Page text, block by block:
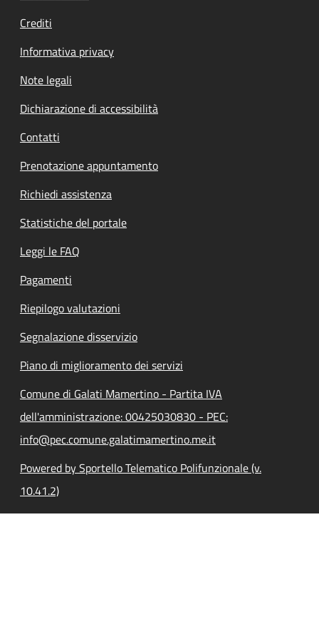
Crediti
Informativa privacy
Note legali
Dichiarazione di accessibilità
Contatti
Prenotazione appuntamento
Richiedi assistenza
Statistiche del portale
Leggi le FAQ
Pagamenti
Riepilogo valutazioni
Segnalazione disservizio
Piano di miglioramento dei servizi
Comune di Galati Mamertino - Partita IVA
dell'amministrazione: 00425030830 - PEC:
info@pec.comune.galatimamertino.me.it
Powered by Sportello Telematico Polifunzionale (v.
10.41.2)